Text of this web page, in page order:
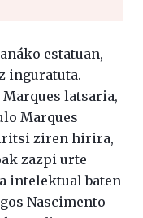
estatuan,
inguratuta.
latsaria,
Marques
ziren hirira,
zazpi urte
intelektual baten
Nascimento